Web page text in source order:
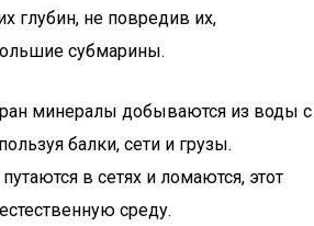
глубин, не повредив их,
субмарины.
минералы добываются из воды с
балки, сети и грузы.
в сетях и ломаются, этот
среду.